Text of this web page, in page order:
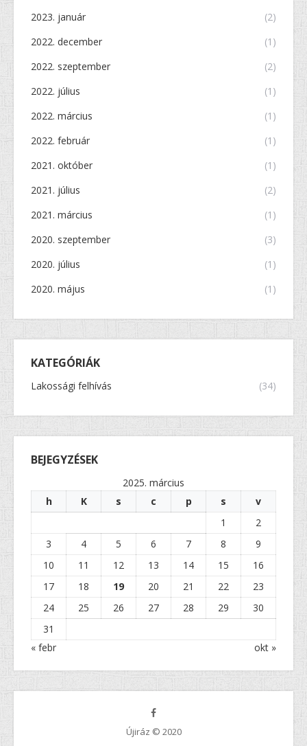
2023. január
(2)
2022. december
(1)
2022. szeptember
(2)
2022. július
(1)
2022. március
(1)
2022. február
(1)
2021. október
(1)
2021. július
(2)
2021. március
(1)
2020. szeptember
(3)
2020. július
(1)
2020. május
(1)
KATEGÓRIÁK
Lakossági felhívás (34)
BEJEGYZÉSEK
2025. március
h
K s c p s
v
1
2
3
4 5 6 7 8
9
10
11 12 13 14 15
16
17
18 19 20 21 22
23
24
25 26 27 28 29
30
31
« febr
okt »
Újiráz © 2020